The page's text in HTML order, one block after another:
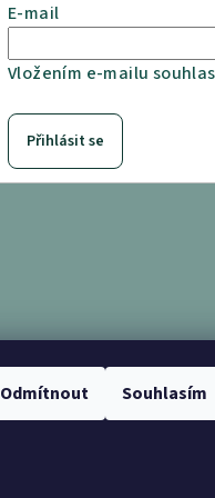
Odmítnout Souhlasím
E-mail
Vložením e-mailu
Přihlásit se